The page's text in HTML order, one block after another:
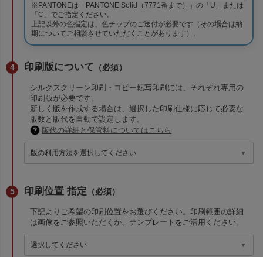
※PANTONEは「PANTONE Solid（7771番まで）」の「U」または
「C」でご指定ください。
上記以外の色指定は、色チップのご送付が必要です（その場合は納
期についてご相談させていただくことがあります）。
印刷版について （必須）
シルクスクリーン印刷・コピー転写印刷には、それぞれ専用の
印刷版が必要です。
新しく版を作成する場合は、選択した印刷仕様に応じて必要な
版数と版代を自動で設定します。
版代の詳細と保管料についてはこちら
印刷位置 指定 （必須）
下記よりご希望の印刷位置をお選びください。印刷範囲の詳細
は画像をご参照いただくか、テンプレートをご活用ください。